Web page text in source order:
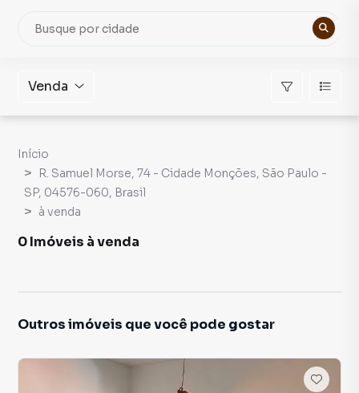
Venda
Início
R. Samuel Morse, 74 - Cidade Monções, São Paulo -
SP, 04576-060, Brasil
à venda
0 Imóveis à venda
Outros imóveis que você pode gostar